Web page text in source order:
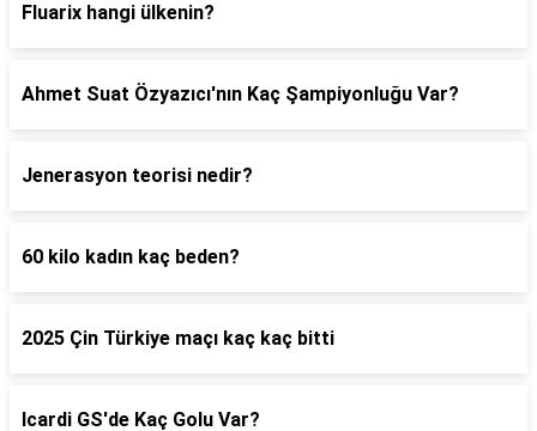
Fluarix hangi ülkenin?
Ahmet Suat Özyazıcı'nın Kaç Şampiyonluğu Var?
Jenerasyon teorisi nedir?
60 kilo kadın kaç beden?
2025 Çin Türkiye maçı kaç kaç bitti
Icardi GS'de Kaç Golu Var?